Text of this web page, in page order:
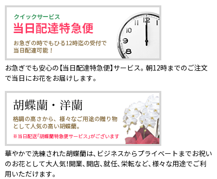
お急ぎでも安心の【当日配達特急便】サービス。朝12時までのご注文
で当日にお花をお届けします。
華やかで洗練された胡蝶蘭は、ビジネスからプライベートまでお祝い
のお花として大人気！開業、開店、就任、栄転など、様々な用途でご利
用いただけます。